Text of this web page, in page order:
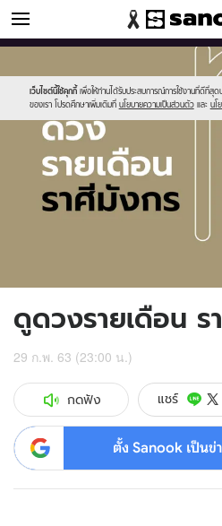
ดูดวง
เว็บไซต์นี้ใช้คุกกี้ เพื่อให้ท่านได้รับประสบการณ์การใช้งานที่ดีที่สุด
ของเรา โปรดศึกษาเพิ่มเติมที่ นโยบายความเป็นส่วนตัว และ นโ
new-
sanook.png
//s.isanook.com/ho/0/ud/fxd/month/
horoscope-
capricorn.jpg
ดูดวงรายเดือน ร
29 ก.พ. 63 (23:00 น.)
กดฟัง แชร์
ตั้ง Sanook เป็นข่